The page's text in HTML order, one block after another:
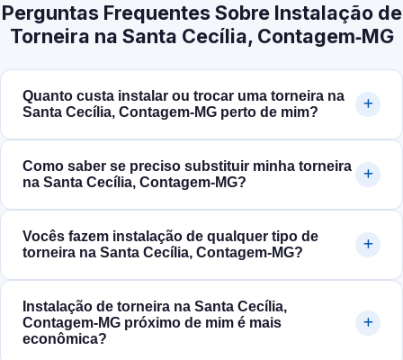
Perguntas Frequentes Sobre Instalação de
Torneira na Santa Cecília, Contagem‑MG
Quanto custa instalar ou trocar uma torneira na
Santa Cecília, Contagem‑MG perto de mim?
Como saber se preciso substituir minha torneira
na Santa Cecília, Contagem‑MG?
Vocês fazem instalação de qualquer tipo de
torneira na Santa Cecília, Contagem‑MG?
Instalação de torneira na Santa Cecília,
Contagem‑MG próximo de mim é mais
econômica?